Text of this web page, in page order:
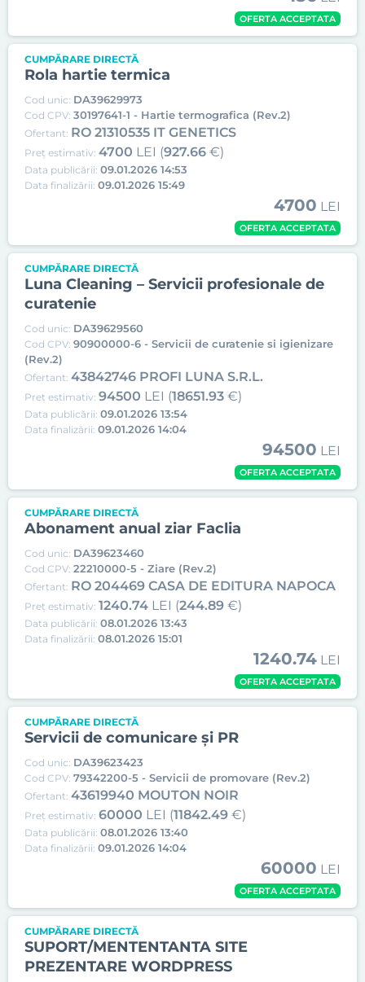
OFERTA ACCEPTATA
CUMPĂRARE DIRECTĂ
Rola hartie termica
Cod unic: DA39629973
Cod CPV: 30197641-1 - Hartie termografica (Rev.2)
Ofertant: RO 21310535 IT GENETICS
Preț estimativ: 4700 LEI (927.66 €)
Data publicării: 09.01.2026 14:53
Data finalizării: 09.01.2026 15:49
4700 LEI
OFERTA ACCEPTATA
CUMPĂRARE DIRECTĂ
Luna Cleaning – Servicii profesionale de
curatenie
Cod unic: DA39629560
Cod CPV: 90900000-6 - Servicii de curatenie si igienizare
(Rev.2)
Ofertant: 43842746 PROFI LUNA S.R.L.
Preț estimativ: 94500 LEI (18651.93 €)
Data publicării: 09.01.2026 13:54
Data finalizării: 09.01.2026 14:04
94500 LEI
OFERTA ACCEPTATA
CUMPĂRARE DIRECTĂ
Abonament anual ziar Faclia
Cod unic: DA39623460
Cod CPV: 22210000-5 - Ziare (Rev.2)
Ofertant: RO 204469 CASA DE EDITURA NAPOCA
Preț estimativ: 1240.74 LEI (244.89 €)
Data publicării: 08.01.2026 13:43
Data finalizării: 08.01.2026 15:01
1240.74 LEI
OFERTA ACCEPTATA
CUMPĂRARE DIRECTĂ
Servicii de comunicare și PR
Cod unic: DA39623423
Cod CPV: 79342200-5 - Servicii de promovare (Rev.2)
Ofertant: 43619940 MOUTON NOIR
Preț estimativ: 60000 LEI (11842.49 €)
Data publicării: 08.01.2026 13:40
Data finalizării: 09.01.2026 14:04
60000 LEI
OFERTA ACCEPTATA
CUMPĂRARE DIRECTĂ
SUPORT/MENTENTANTA SITE
PREZENTARE WORDPRESS